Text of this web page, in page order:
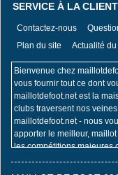
SERVICE À LA
Contactez-nous
Plan du site
Actualité du
Bienvenue chez
vous fournir tout ce dont
maillotdefoot.net est la
clubs traversent nos
maillotdefoot.net - nous
apporter le meilleur,
les compétitions majeures